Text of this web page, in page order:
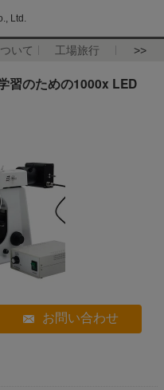
Ltd.
いて 工場旅行 >>
習のための1000x LED
お問い合わせ